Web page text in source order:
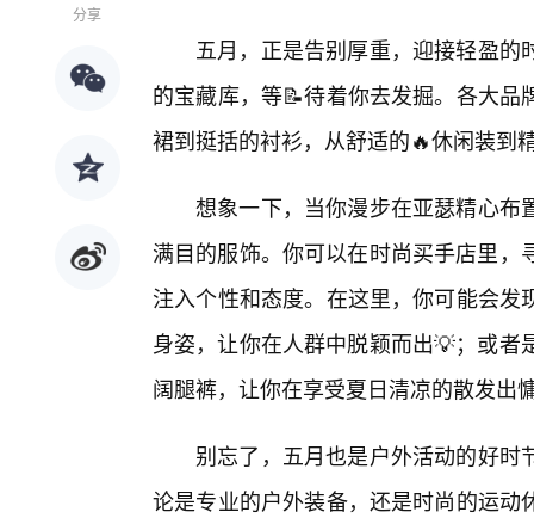
分享
五月，正是告别厚重，迎接轻盈
的宝藏库，等📝待着你去发掘。各大
裙到挺括的衬衫，从舒适的🔥休闲装到
想象一下，当你漫步在亚瑟精心布
满目的服饰。你可以在时尚买手店里
注入个性和态度。在这里，你可能会
身姿，让你在人群中脱颖而出💡；或
阔腿裤，让你在享受夏日清凉的散发出
别忘了，五月也是户外活动的好
论是专业的户外装备，还是时尚的运